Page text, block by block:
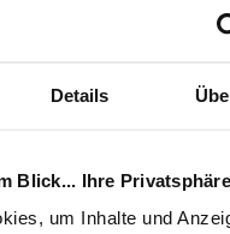
Details
Blick... Ihre
um Inhalte und
16mm Hülse/Zapfen,